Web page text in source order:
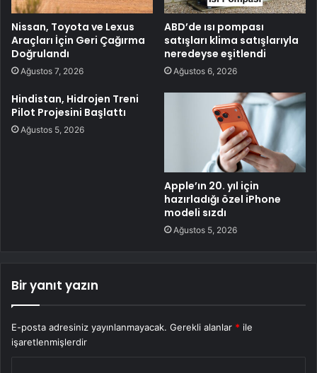
Nissan, Toyota ve Lexus
Araçları İçin Geri Çağırma
Doğrulandı
Ağustos 7, 2026
ABD’de ısı pompası
satışları klima satışlarıyla
neredeyse eşitlendi
Ağustos 6, 2026
Hindistan, Hidrojen Treni
Pilot Projesini Başlattı
Ağustos 5, 2026
Apple’ın 20. yıl için
hazırladığı özel iPhone
modeli sızdı
Ağustos 5, 2026
Bir yanıt yazın
E-posta adresiniz yayınlanmayacak. Gerekli alanlar * ile
işaretlenmişlerdir